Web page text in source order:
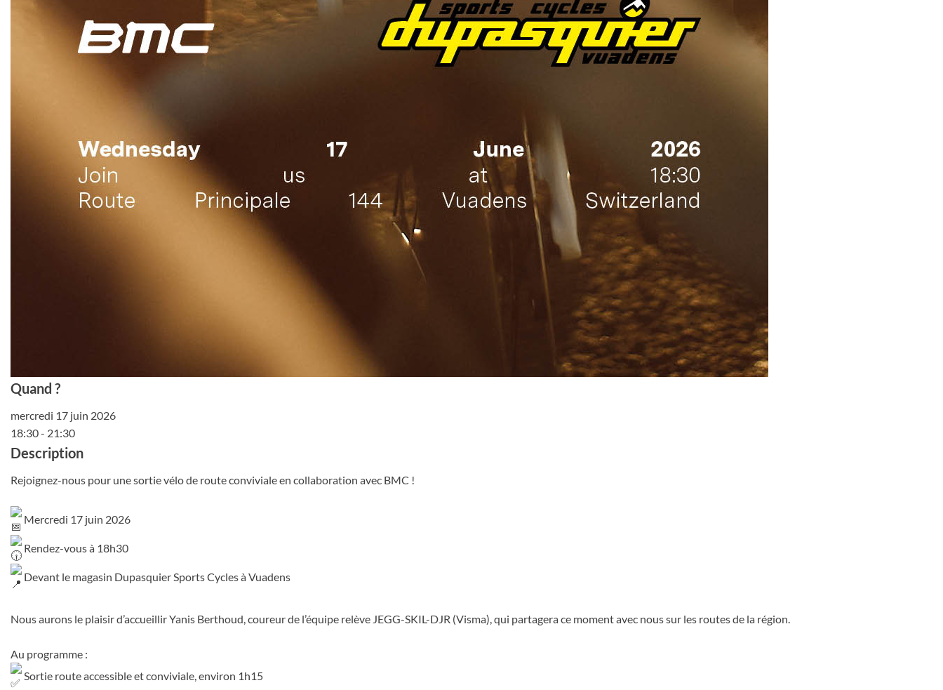
Quand ?
mercredi 17 juin 2026
18:30 - 21:30
Description
Rejoignez-nous pour une sortie vélo de route conviviale en collaboration avec BMC !
Mercredi 17 juin 2026
Rendez-vous à 18h30
Devant le magasin Dupasquier Sports Cycles à Vuadens
Nous aurons le plaisir d’accueillir Yanis Berthoud, coureur de l’équipe relève JEGG-SKIL-DJR (Visma), qui partagera ce moment avec nous sur les routes de la région.
Au programme :
Sortie route accessible et conviviale, environ 1h15